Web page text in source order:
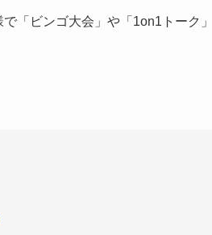
「ビンゴ大会」や「1on1トーク